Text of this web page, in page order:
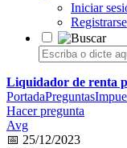
Iniciar
Registrarse
Liquidador de renta
PortadaPreguntas
Hacer pregunta
Avg
📅 25/12/2023